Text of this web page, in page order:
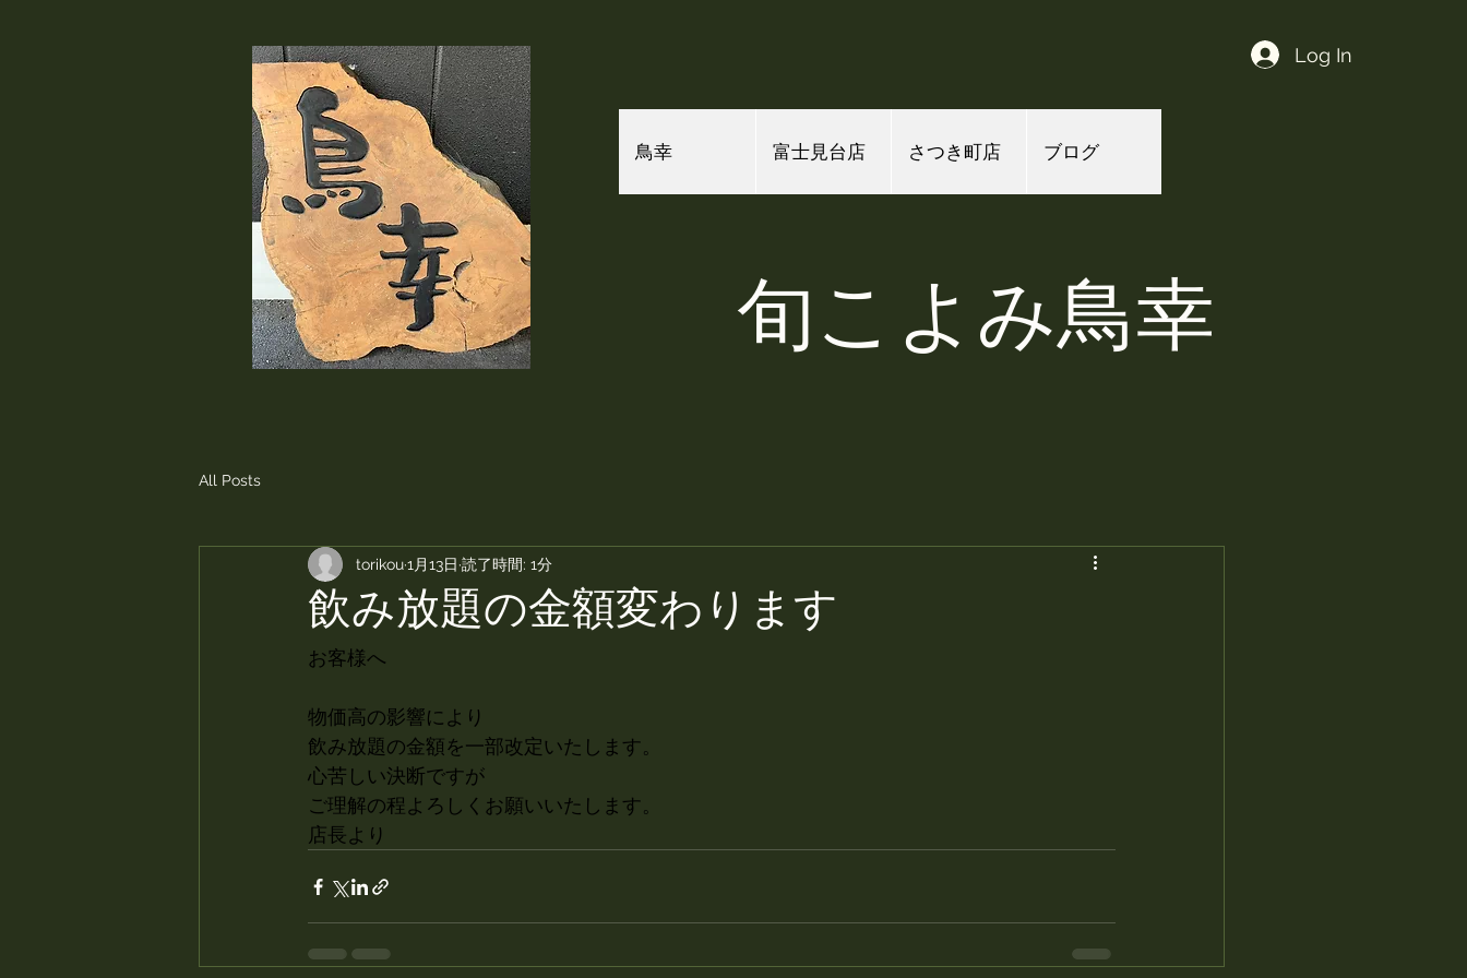
Log In
鳥幸 富士見台店 さつき町店 ブログ
​旬こよみ鳥幸
All Posts
飲み放題の金額変わります
torikou1月13日 読了時間: 1分
お客様へ
物価高の影響により
飲み放題の金額を一部改定いたします。
心苦しい決断ですが
ご理解の程よろしくお願いいたします。
店長より